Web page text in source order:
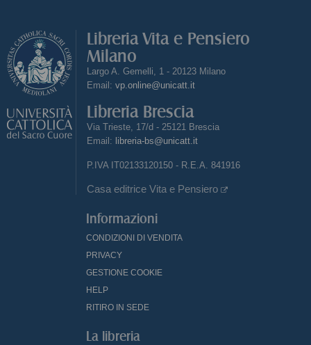
Libreria Vita e Pensiero
Milano
Largo A. Gemelli, 1 - 20123 Milano
Email: vp.online@unicatt.it
Libreria Brescia
Via Trieste, 17/d - 25121 Brescia
Email: libreria-bs@unicatt.it
P.IVA IT02133120150 - R.E.A. 841916
Casa editrice Vita e Pensiero
Informazioni
CONDIZIONI DI VENDITA
PRIVACY
GESTIONE COOKIE
HELP
RITIRO IN SEDE
La libreria